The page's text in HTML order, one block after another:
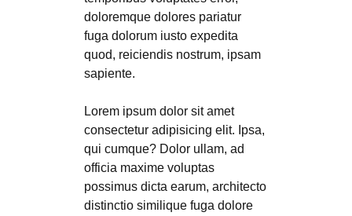
doloremque dolores pariatur
fuga dolorum iusto expedita
quod, reiciendis nostrum, ipsam
sapiente.
Lorem ipsum dolor sit amet
consectetur adipisicing elit. Ipsa,
qui cumque? Dolor ullam, ad
officia maxime voluptas
possimus dicta earum, architecto
distinctio similique fuga dolore